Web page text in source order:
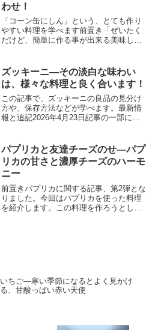
わせ！
「コーン缶にしん」という、とても作り
やすい料理を学べます前置き「ぜいたく
だけど、簡単に作る事が出来る美味しい
す。正直これまで、とうもろこしを使っ
た料理が、私の頭の中で、...
ズッキーニ―その淡白な味わい
は、様々な料理と良く合います！
この記事で、ズッキーニの良品の見分け
方や、保存方法などが学べます。最新情
報と追記2026年4月23日記事の一部に加
後もより良いブログを目指して更新し続
けます。ズッキー...
パプリカと友達チーズのせ―パプ
リカの甘さと濃厚チーズのハーモ
ニー
前置きパプリカに関する記事、第2弾とな
りました。今回はパプリカを使った料理
を紹介します。この料理を作ろうとした
いちご―寒い季節になるとよく見かけ
る、甘酸っぱい赤い天使